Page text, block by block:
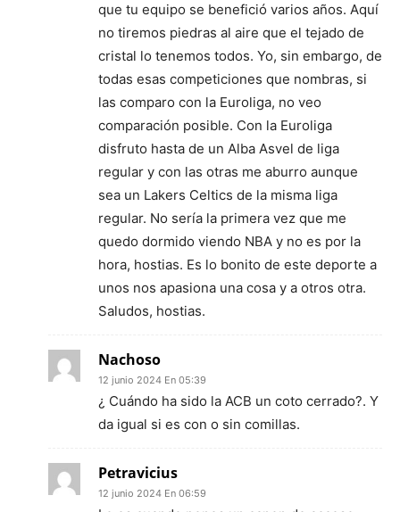
que tu equipo se benefició varios años. Aquí
no tiremos piedras al aire que el tejado de
cristal lo tenemos todos. Yo, sin embargo, de
todas esas competiciones que nombras, si
las comparo con la Euroliga, no veo
comparación posible. Con la Euroliga
disfruto hasta de un Alba Asvel de liga
regular y con las otras me aburro aunque
sea un Lakers Celtics de la misma liga
regular. No sería la primera vez que me
quedo dormido viendo NBA y no es por la
hora, hostias. Es lo bonito de este deporte a
unos nos apasiona una cosa y a otros otra.
Saludos, hostias.
Nachoso
12 junio 2024 En 05:39
¿ Cuándo ha sido la ACB un coto cerrado?. Y
da igual si es con o sin comillas.
Petravicius
12 junio 2024 En 06:59